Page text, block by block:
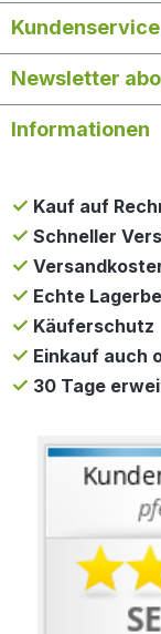
Newsletter
Informationen
Kauf auf
Schneller
Echte
Käuferschutz
Einkauf auch
30 Tage